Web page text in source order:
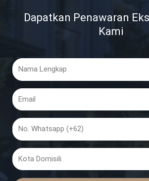
Dapatkan Penawaran
Kami
Nama
Lengkap
Email
No.
Whatsapp
Kota
Domisili